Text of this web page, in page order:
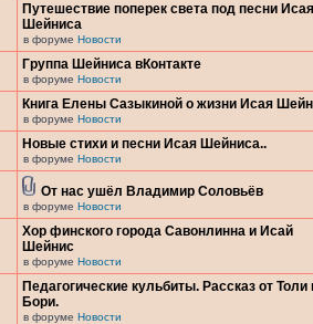
Путешествие поперек света под песни Исая
Шейниса
в форуме Новости
Группа Шейниса вКонтакте
в форуме Новости
Книга Елены Сазыкиной о жизни Исая
в форуме Новости
Новые стихи и песни Исая Шейниса..
в форуме Новости
От нас ушёл Владимир Соловьёв
в форуме Новости
Хор финского города Савонлинна и Исай
Шейнис
в форуме Новости
Педагогические кульбиты. Рассказ от Толи
Бори.
в форуме Новости